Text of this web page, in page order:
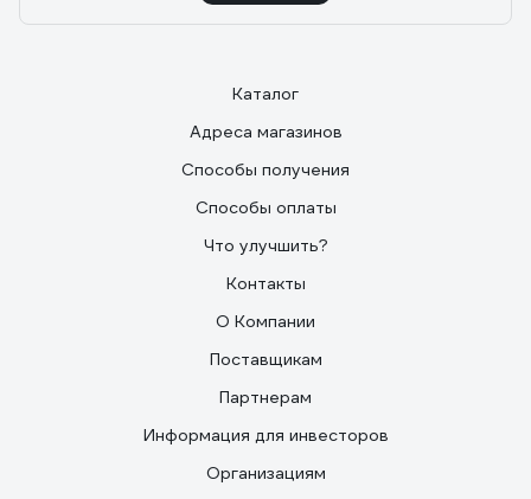
Каталог
Адреса магазинов
Способы получения
Способы оплаты
Что улучшить?
Контакты
О Компании
Поставщикам
Партнерам
Информация для инвесторов
Организациям